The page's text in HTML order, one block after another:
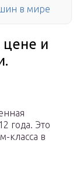
в мире
цене и
года. Это
класса в